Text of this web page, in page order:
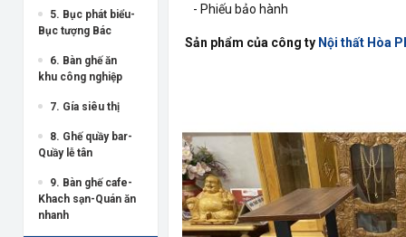
5. Bục phát biểu-
Bục tượng Bác
6. Bàn ghế ăn
khu công nghiệp
7. Gía siêu thị
8. Ghế quầy bar-
Quầy lễ tân
9. Bàn ghế cafe-
Khach sạn-Quán ăn
nhanh
- Phiếu bảo hành
Sản phẩm của công ty Nội thất Hòa